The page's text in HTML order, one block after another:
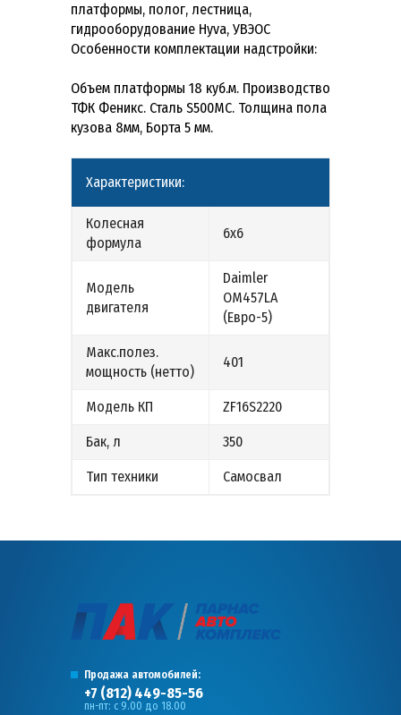
платформы, полог, лестница,
гидрооборудование Hyva, УВЭОС
Особенности комплектации надстройки:
Объем платформы 18 куб.м. Производство
ТФК Феникс. Сталь S500MC. Толщина пола
кузова 8мм, Борта 5 мм.
Характеристики:
Колесная
формула
6х6
Модель
двигателя
Daimler
OM457LA
(Евро-5)
Макс.полез.
мощность (нетто)
401
Модель КП ZF16S2220
Бак, л 350
Тип техники Самосвал
Продажа автомобилей:
+7 (812) 449-85-56
пн-пт: с 9.00 до 18.00